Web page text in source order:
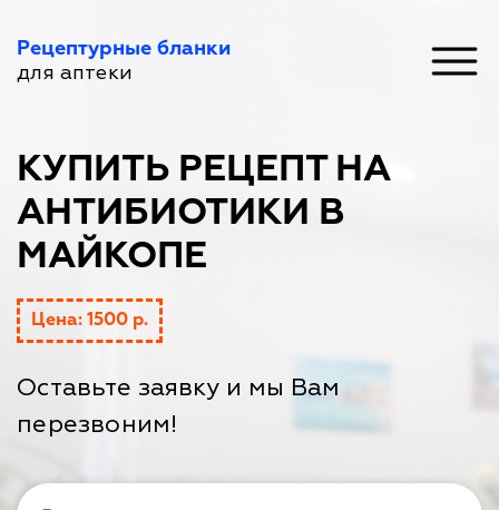
Рецептурные бланки
для аптеки
КУПИТЬ РЕЦЕПТ НА
АНТИБИОТИКИ В
МАЙКОПЕ
Цена: 1500 р.
Оставьте заявку и мы Вам
перезвоним!